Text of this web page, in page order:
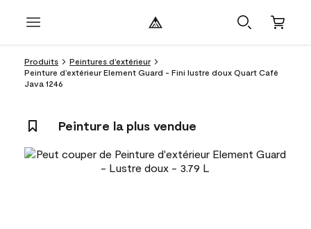
Produits
Peintures d’extérieur
Peinture d’extérieur Element Guard - Fini lustre doux Quart Café
Java 1246
Peinture la plus vendue